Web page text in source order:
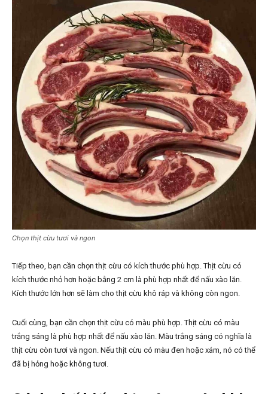
Chọn thịt cừu tươi và ngon
Tiếp theo, bạn cần chọn thịt cừu có kích thước phù hợp. Thịt cừu có
kích thước nhỏ hơn hoặc bằng 2 cm là phù hợp nhất để nấu xào lăn.
Kích thước lớn hơn sẽ làm cho thịt cừu khô ráp và không còn ngon.
Cuối cùng, bạn cần chọn thịt cừu có màu phù hợp. Thịt cừu có màu
trắng sáng là phù hợp nhất để nấu xào lăn. Màu trắng sáng có nghĩa là
thịt cừu còn tươi và ngon. Nếu thịt cừu có màu đen hoặc xám, nó có thể
đã bị hỏng hoặc không tươi.